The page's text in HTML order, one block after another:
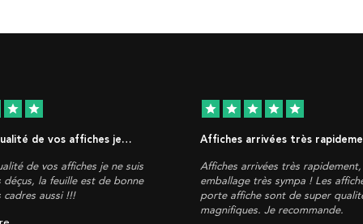
star star
de vos affiches je…
de vos affiches je ne suis
déçus, la feuille est de bonne
cadres aussi !!!
star star star star star
Affiches arrivées très
Affiches arrivées très
emballage très sympa ! Les
porte affiche sont de super
magnifiques. Je recommande.